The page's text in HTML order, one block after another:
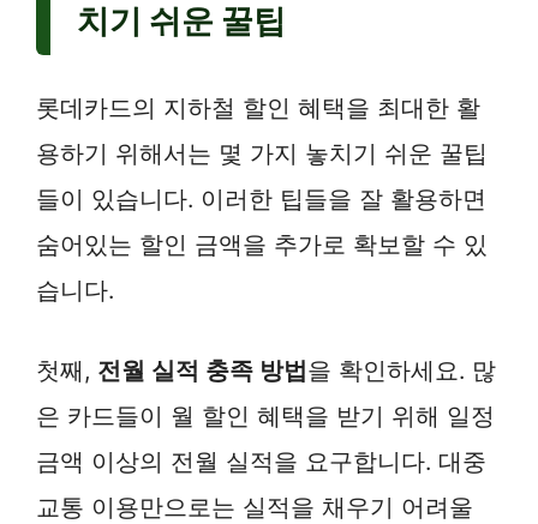
치기 쉬운 꿀팁
롯데카드의 지하철 할인 혜택을 최대한 활
용하기 위해서는 몇 가지 놓치기 쉬운 꿀팁
들이 있습니다. 이러한 팁들을 잘 활용하면
숨어있는 할인 금액을 추가로 확보할 수 있
습니다.
첫째, 전월 실적 충족 방법 을 확인하세요. 많
은 카드들이 월 할인 혜택을 받기 위해 일정
금액 이상의 전월 실적을 요구합니다. 대중
교통 이용만으로는 실적을 채우기 어려울